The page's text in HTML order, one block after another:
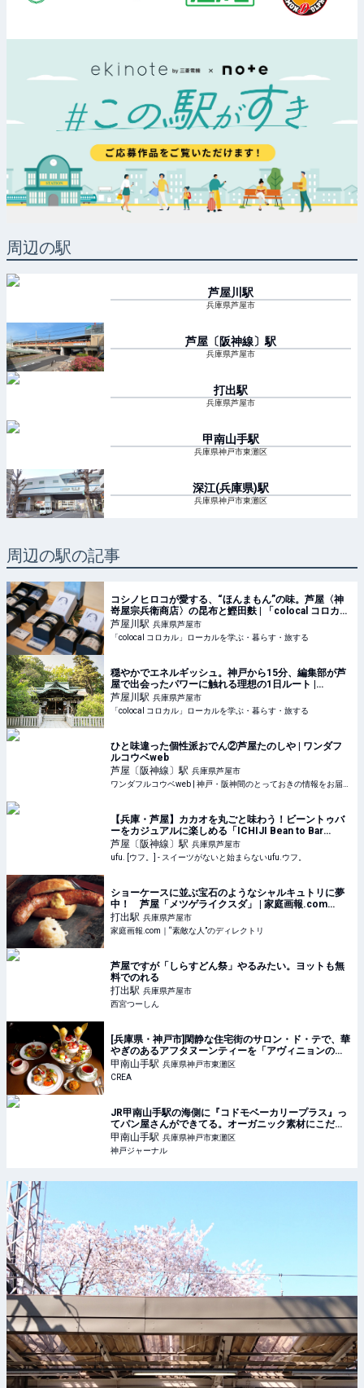
周辺の駅
芦屋川 駅
兵庫県芦屋市
芦屋〔阪神線〕 駅
兵庫県芦屋市
打出駅
兵庫県芦屋市
甲南山手駅
兵庫県神戸市東灘区
深江(兵庫県)駅
兵庫県神戸市東灘区
周辺の駅の記事
コシノヒロコが愛する、“ほんまもん”の味。芦屋〈神
嵜屋宗兵衛商店〉の昆布と鰹田麩 | 「colocal コロカ
ル」ローカルを学ぶ・暮らす・旅する
芦屋川駅 兵庫県芦屋市
「colocal コロカル」ローカルを学ぶ・暮らす・旅する
穏やかでエネルギッシュ。神戸から15分、編集部が芦
屋で出会ったパワーに触れる理想の1日ルート |
「colocal コロカル」ローカルを学ぶ・暮らす・旅す
る
芦屋川駅 兵庫県芦屋市
「colocal コロカル」ローカルを学ぶ・暮らす・旅する
ひと味違った個性派おでん②芦屋たのしや | ワンダフ
ルコウベweb
芦屋〔阪神線〕駅 兵庫県芦屋市
【兵庫・芦屋】カカオを丸ごと味わう！ビーントゥバ
ーをカジュアルに楽しめる「ICHIJI Bean to Bar
Chocolate」とは - ufu. [ウフ。]
芦屋〔阪神線〕駅 兵庫県芦屋市
ufu. [ウフ。] - スイーツがないと始まらないufu.ウフ。
ショーケースに並ぶ宝石のようなシャルキュトリに夢
中！ 芦屋「メツゲライクスダ」 | 家庭画報.com
｜“素敵な人”のディレクトリ
打出駅 兵庫県芦屋市
家庭画報.com｜“素敵な人”のディレクトリ
芦屋ですが「しらすどん祭」やるみたい。ヨットも無
料でのれる
打出駅 兵庫県芦屋市
西宮つーしん
[兵庫県・神戸市]閑静な住宅街のサロン・ド・テで、華
やぎのあるアフタヌーンティーを「アヴィニョンのり
ゅう」 | そおだよおこの関西おいしい、おやつ紀行
甲南山手駅 兵庫県神戸市東灘区
CREA
JR甲南山手駅の海側に『コドモベーカリープラス』っ
てパン屋さんができてる。オーガニック素材にこだわ
ったお店 | 神戸ジャーナル
甲南山手駅 兵庫県神戸市東灘区
神戸ジャーナル